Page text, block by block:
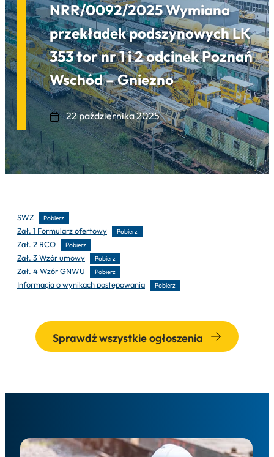
NRR/0092/2025 Wymiana
przekładek podszynowych LK
353 tor nr 1 i 2 odcinek Poznań
Wschód – Gniezno
22 października 2025
SWZ Pobierz
Zał. 1 Formularz ofertowy Pobierz
Zał. 2 RCO Pobierz
Zał. 3 Wzór umowy Pobierz
Zał. 4 Wzór GNWU Pobierz
Informacja o wynikach postępowania Pobierz
Sprawdź wszystkie ogłoszenia